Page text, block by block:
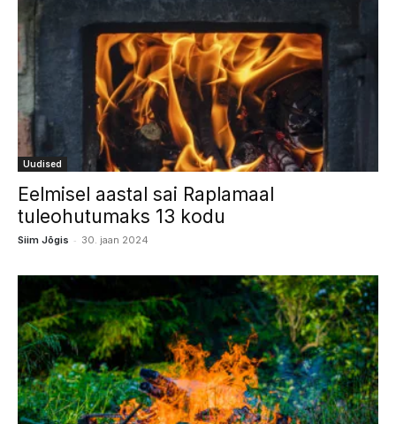
Uudised
Eelmisel aastal sai Raplamaal
tuleohutumaks 13 kodu
Siim Jõgis - 30. jaan 2024